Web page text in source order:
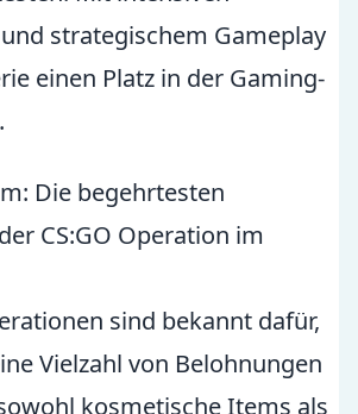
strategischem Gameplay
einen Platz in der Gaming-
Die begehrtesten
CS:GO Operation im
sind bekannt dafür,
Vielzahl von Belohnungen
kosmetische Items als